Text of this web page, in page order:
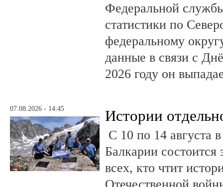
Федеральной
статистики по
федеральному
данные в связи с
2026 году он
07.08.2026 - 14:45 Истории
С 10 по 14 августа
Балкарии состоится
всех, кто чтит